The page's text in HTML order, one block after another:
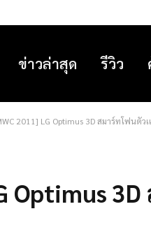
ข่าวล่าสุด รีวิว
2011] LG Optimus 3D สมาร์ทโฟนตัว
Optimus